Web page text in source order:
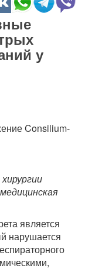
у
Consilium-
является
нарушается